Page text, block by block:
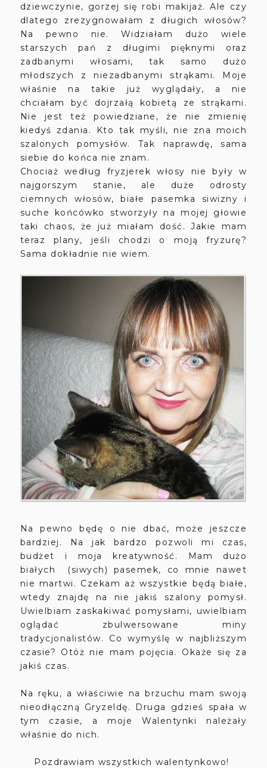
dziewczynie, gorzej się robi makijaż. Ale czy
dlatego zrezygnowałam z długich włosów?
Na pewno nie. Widziałam dużo wiele
starszych pań z długimi pięknymi oraz
zadbanymi włosami, tak samo dużo
młodszych z niezadbanymi strąkami. Moje
właśnie na takie już wyglądały, a nie
chciałam być dojrzałą kobietą ze strąkami.
Nie jest też powiedziane, że nie zmienię
kiedyś zdania. Kto tak myśli, nie zna moich
szalonych pomysłów. Tak naprawdę, sama
siebie do końca nie znam.
Chociaż według fryzjerek włosy nie były w
najgorszym stanie, ale duże odrosty
ciemnych włosów, białe pasemka siwizny i
suche końcówko stworzyły na mojej głowie
taki chaos, że już miałam dość. Jakie mam
teraz plany, jeśli chodzi o moją fryzurę?
Sama dokładnie nie wiem.
Na pewno będę o nie dbać, może jeszcze
bardziej. Na jak bardzo pozwoli mi czas,
budżet i moja kreatywność. Mam dużo
białych (siwych) pasemek, co mnie nawet
nie martwi. Czekam aż wszystkie będą białe,
wtedy znajdę na nie jakiś szalony pomysł.
Uwielbiam zaskakiwać pomysłami, uwielbiam
oglądać zbulwersowane miny
tradycjonalistów. Co wymyślę w najbliższym
czasie? Otóż nie mam pojęcia. Okaże się za
jakiś czas.
Na ręku, a właściwie na brzuchu mam swoją
nieodłączną Gryzeldę. Druga gdzieś spała w
tym czasie, a moje Walentynki należały
właśnie do nich.
Pozdrawiam wszystkich walentynkowo!